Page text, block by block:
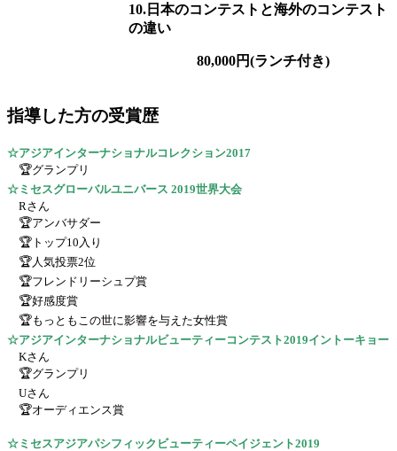
10.日本のコンテストと海外のコンテスト
の違い
80,000円(ランチ付き)
指導した方の受賞歴
☆アジアインターナショナルコレクション2017
🏆グランプリ
☆ミセスグローバルユニバース 2019世界大会
Rさん
🏆アンバサダー
🏆トップ10入り
🏆人気投票2位
🏆フレンドリーシュプ賞
🏆好感度賞
🏆もっともこの世に影響を与えた女性賞
☆アジアインターナショナルビューティーコンテスト2019イントーキョー
Kさん
🏆グランプリ
Uさん
🏆オーディエンス賞
☆ミセスアジアパシフィックビューティーペイジェント2019